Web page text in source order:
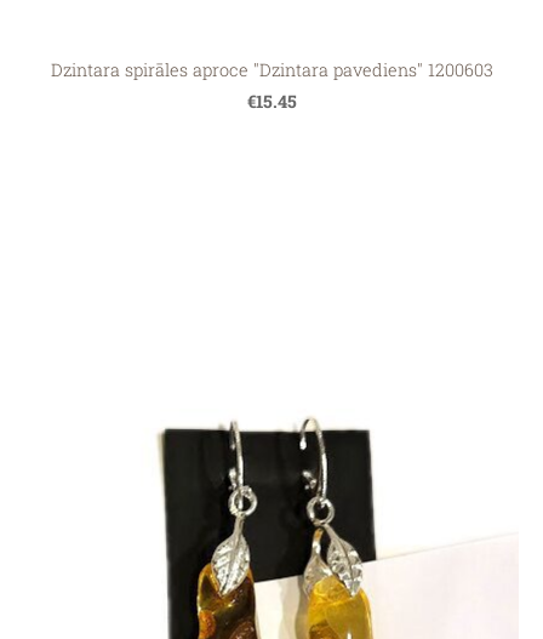
Dzintara spirāles aproce "Dzintara pavediens" 1200603
€15.45